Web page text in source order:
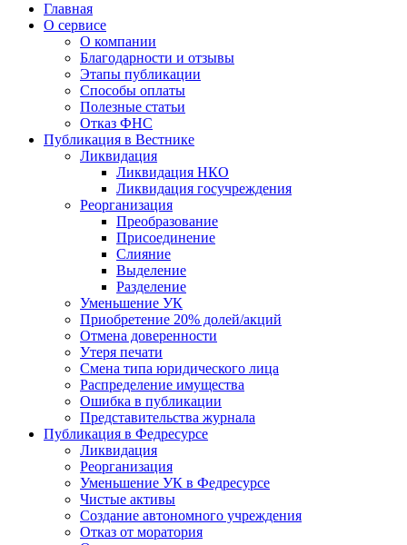
Главная
О сервисе
О компании
Благодарности и отзывы
Этапы публикации
Способы оплаты
Полезные статьи
Отказ ФНС
Публикация в Вестнике
Ликвидация
Ликвидация НКО
Ликвидация госучреждения
Реорганизация
Преобразование
Присоединение
Слияние
Выделение
Разделение
Уменьшение УК
Приобретение 20% долей/акций
Отмена доверенности
Утеря печати
Смена типа юридического лица
Распределение имущества
Ошибка в публикации
Представительства журнала
Публикация в Федресурсе
Ликвидация
Реорганизация
Уменьшение УК в Федресурсе
Чистые активы
Создание автономного учреждения
Отказ от моратория